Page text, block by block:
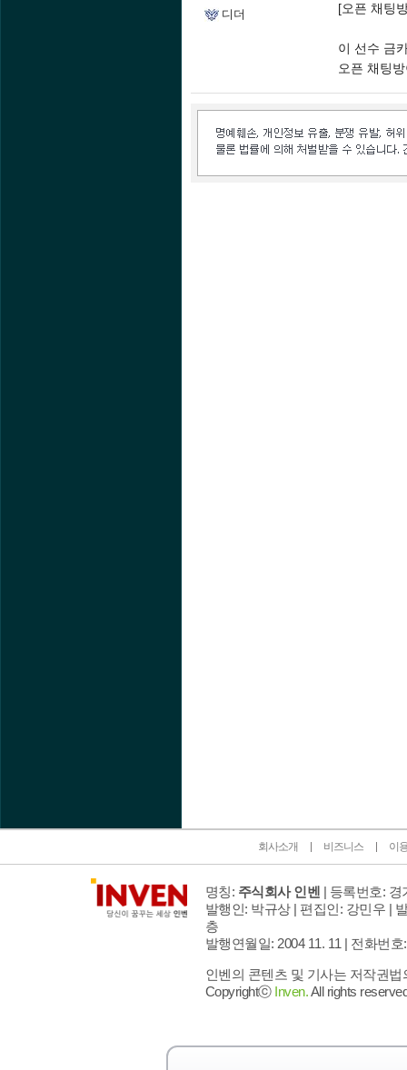
디더 [오픈 채팅
이 선수 금
오픈 채팅
회사소개 비즈니스 이
명칭: 주식회사 인벤 | 등록번호: 경
발행인: 박규상 | 편집인: 강민우 |
층
발행연월일: 2004 11. 11 | 전화번호
인벤의 콘텐츠 및 기사는 저작권
Copyrightⓒ Inven.All rights